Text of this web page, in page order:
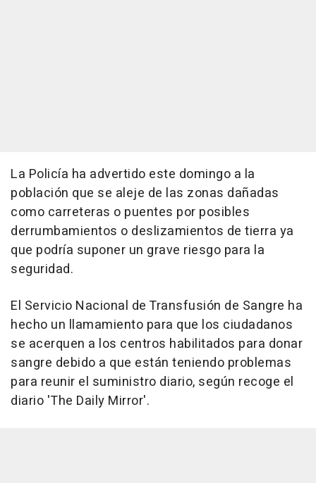
La Policía ha advertido este domingo a la
población que se aleje de las zonas dañadas
como carreteras o puentes por posibles
derrumbamientos o deslizamientos de tierra ya
que podría suponer un grave riesgo para la
seguridad.
El Servicio Nacional de Transfusión de Sangre ha
hecho un llamamiento para que los ciudadanos
se acerquen a los centros habilitados para donar
sangre debido a que están teniendo problemas
para reunir el suministro diario, según recoge el
diario 'The Daily Mirror'.